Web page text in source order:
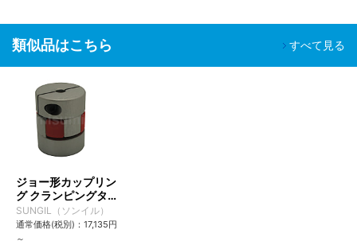
類似品はこちら すべて見る
ジョー形カップリン
グ クランピングタイ
プ SJC・SJCA・
SJCB
SUNGIL（ソンイル）
通常価格(税別)： 17,135円
～